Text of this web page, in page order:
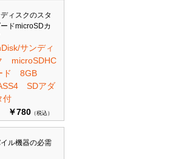
ィスクのスタ
ドmicroSDカ
サンディ
microSDHC
ド 8GB
SDアダ
付
￥780 （税込）
ル機器の必需